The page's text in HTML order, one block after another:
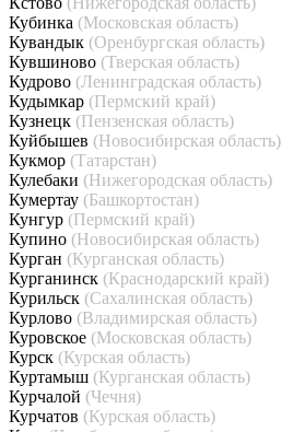
Кубинка (Московская область)
Кувандык (Оренбургская область)
Кувшиново (Тверская область)
Кудрово (Ленинградская область)
Кудымкар (Пермский край)
Кузнецк (Пензенская область)
Куйбышев (Новосибирская область)
Кукмор (Татарстан)
Кулебаки (Нижегородская область)
Кумертау (Башкортостан)
Кунгур (Пермский край)
Купино (Новосибирская область)
Курган (Курганская область)
Курганинск (Краснодарский край)
Курильск (Сахалинская область)
Курлово (Владимирская область)
Куровское (Московская область)
Курск (Курская область)
Куртамыш (Курганская область)
Курчалой (Чечня)
Курчатов (Курская область)